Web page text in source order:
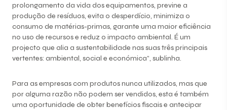
prolongamento da vida dos equipamentos, previne a
produção de resíduos, evita o desperdício, minimiza o
consumo de matérias-primas, garante uma maior eficiência
no uso de recursos e reduz o impacto ambiental. É um
projecto que alia a sustentabilidade nas suas três principais
vertentes: ambiental, social e económica”, sublinha.
Para as empresas com produtos nunca utilizados, mas que
por alguma razão não podem ser vendidos, esta é também
uma oportunidade de obter benefícios fiscais e antecipar